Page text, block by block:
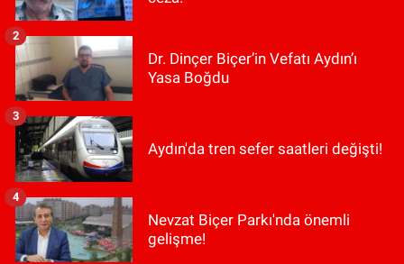
Dr. Dinçer Biçer’in Vefatı Aydın’ı
Yasa Boğdu
2
Aydın'da tren sefer saatleri değişti!
3
Nevzat Biçer Parkı'nda önemli
gelişme!
4